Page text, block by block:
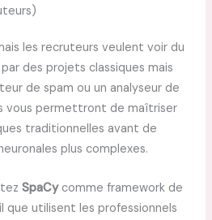
les recruteurs veulent voir du
des projets classiques mais
de spam ou un analyseur de
vous permettront de maîtriser
traditionnelles avant de
plus complexes.
SpaCycomme framework de
que utilisent les professionnels